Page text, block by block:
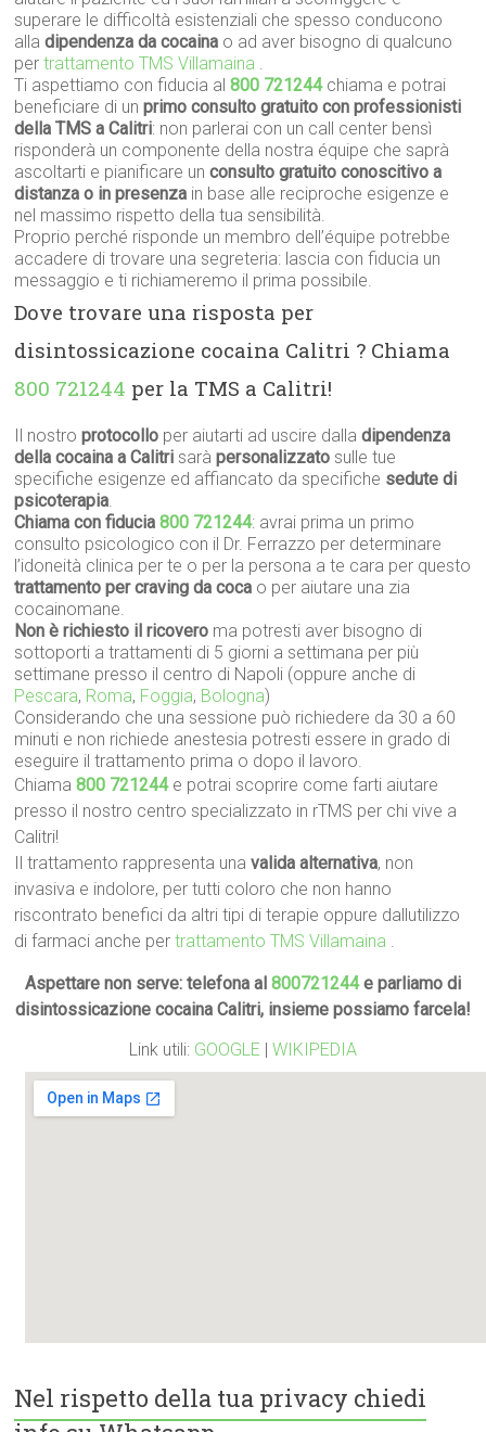
superare le difficoltà esistenziali che spesso conducono
alladipendenza da cocaina o ad aver bisogno di qualcuno
pertrattamento TMS Villamaina .
Ti aspettiamo con fiducia al800 721244chiama e potrai
beneficiare di unprimo consulto gratuito con professionisti
della TMS a Calitri: non parlerai con un call center bensì
risponderà un componente della nostra équipe che saprà
ascoltarti e pianificare unconsulto gratuito conoscitivo a
distanza o in presenza in base alle reciproche esigenze e
nel massimo rispetto della tua sensibilità.
Proprio perché risponde un membro dell’équipe potrebbe
accadere di trovare una segreteria: lascia con fiducia un
messaggio e ti richiameremo il prima possibile.
Dove trovare una risposta per
disintossicazione cocaina Calitri ? Chiama
800 721244 per la TMS a Calitri!
Il nostroprotocollo per aiutarti ad uscire dalladipendenza
della cocaina a Calitri saràpersonalizzato sulle tue
specifiche esigenze ed affiancato da specifiche sedute di
psicoterapia.
Chiama con fiducia800 721244: avrai prima un primo
consulto psicologico con il Dr. Ferrazzo per determinare
l’idoneità clinica per te o per la persona a te cara per questo
trattamento per craving da coca o per aiutare una zia
cocainomane.
Non è richiesto il ricovero ma potresti aver bisogno di
sottoporti a trattamenti di 5 giorni a settimana per più
settimane presso il centro di Napoli (oppure anche di
Pescara, Roma, Foggia, Bologna)
Considerando che una sessione può richiedere da 30 a 60
minuti e non richiede anestesia potresti essere in grado di
eseguire il trattamento prima o dopo il lavoro.
Chiama800 721244e potrai scoprire come farti aiutare
presso il nostro centro specializzato in rTMS per chi vive a
Calitri!
Il trattamento rappresenta unavalida alternativa, non
invasiva e indolore, per tutti coloro che non hanno
riscontrato benefici da altri tipi di terapie oppure dallutilizzo
di farmaci anche pertrattamento TMS Villamaina .
Aspettare non serve: telefona al 800721244e parliamo di
disintossicazione cocaina Calitri, insieme possiamo farcela!
Link utili: GOOGLE | WIKIPEDIA
Nel rispetto della tua privacy chiedi